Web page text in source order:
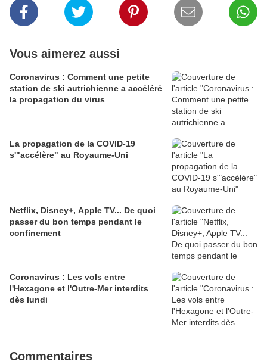
Vous aimerez aussi
Coronavirus : Comment une petite
station de ski autrichienne a accéléré
la propagation du virus
La propagation de la COVID-19
s'"accélère" au Royaume-Uni
Netflix, Disney+, Apple TV... De quoi
passer du bon temps pendant le
confinement
Coronavirus : Les vols entre
l'Hexagone et l'Outre-Mer interdits
dès lundi
Commentaires